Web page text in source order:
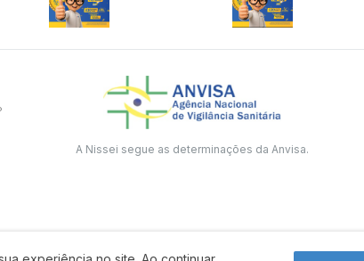
A Nissei segue as determinações da Anvisa.